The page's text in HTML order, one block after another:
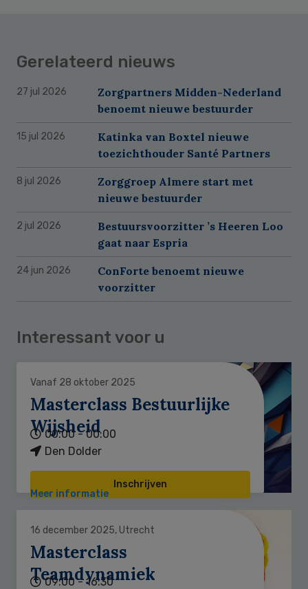
Gerelateerd nieuws
27 jul 2026
Zorgpartners Midden-Nederland
benoemt nieuwe bestuurder
15 jul 2026
Katinka van Boxtel nieuwe
toezichthouder Santé Partners
8 jul 2026
Zorggroep Almere start met
nieuwe bestuurder
2 jul 2026
Bestuursvoorzitter ’s Heeren Loo
gaat naar Espria
24 jun 2026
ConForte benoemt nieuwe
voorzitter
Interessant voor u
Vanaf 28 oktober 2025
Masterclass Bestuurlijke
Wijsheid
00:00 - 00:00
Den Dolder
Inschrijven
Meer informatie
16 december 2025, Utrecht
Masterclass
Teamdynamiek
09:00 - 16:30